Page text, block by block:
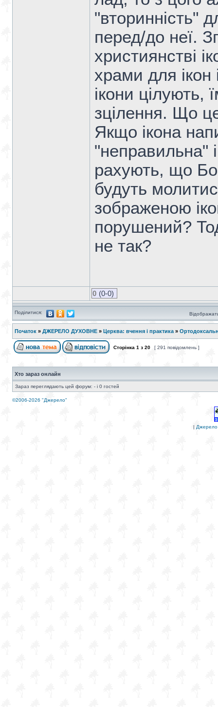
"вторинність"
перед/до неї.
християнстві
храми для ікон
ікони цілують,
зцілення. Що
Якщо ікона
"неправильна"
рахують, що
будуть
зображеною
порушений?
не так?
0 (0-0)
Поділитися:
Початок » ДЖЕРЕЛО ДУХОВНЕ » Церква: вчення і практика »
Сторінка 1 з 20 [ 291 повідомлень ]
Хто зараз онлайн
Зараз переглядають цей форум: - і 0 гостей
©2006-2026 "Джерело"
| Джерело